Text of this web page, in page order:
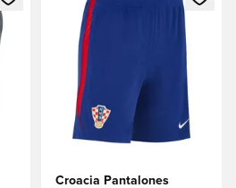
Croacia Pantalones